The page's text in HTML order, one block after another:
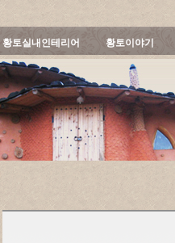
황토실내인테리어 황토이야기